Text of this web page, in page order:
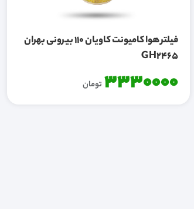
فیلتر هوا کامیونت کاویان 110 بیرونی بهران
GH2465
3330000 تومان